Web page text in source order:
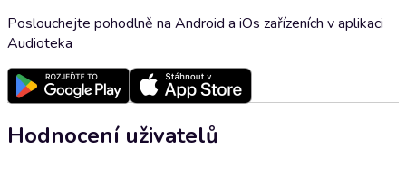
Poslouchejte pohodlně na Android a iOs zařízeních v aplikaci
Audioteka
Hodnocení uživatelů